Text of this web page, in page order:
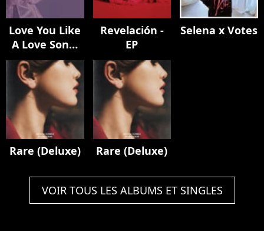
Love You Like
A Love Song,
Come & Get It,
and More
Revelación -
EP
Selena x Votes
Rare (Deluxe) Rare (Deluxe)
VOIR TOUS LES ALBUMS ET SINGLES